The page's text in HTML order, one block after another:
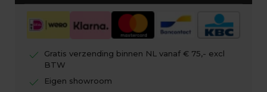
check
Gratis verzending binnen NL vanaf € 75,- excl
BTW
check Eigen showroom